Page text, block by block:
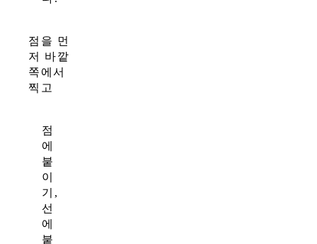
점을 먼
저 바깥
쪽에서
찍고
점
에
붙
이
기,
선
에
붙